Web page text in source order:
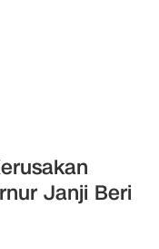
Janji Beri